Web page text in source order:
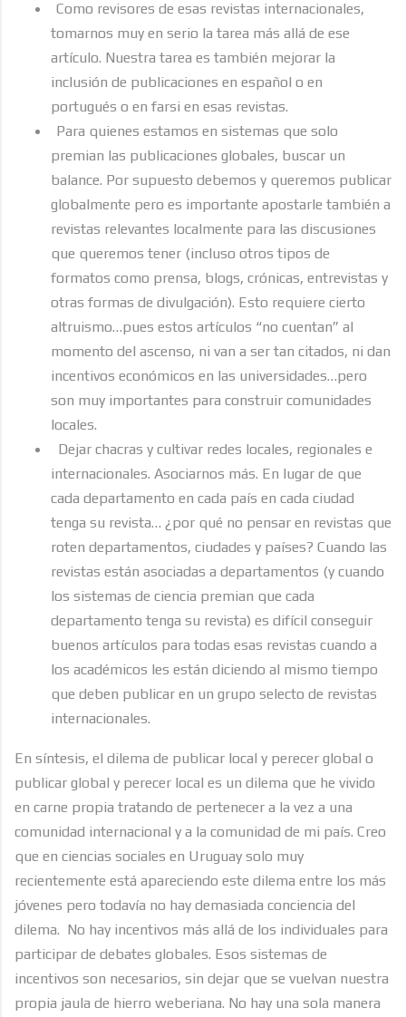
Como revisores de esas revistas internacionales,
tomarnos muy en serio la tarea más allá de ese
artículo. Nuestra tarea es también mejorar la
inclusión de publicaciones en español o en
portugués o en farsi en esas revistas.
Para quienes estamos en sistemas que solo
premian las publicaciones globales, buscar un
balance. Por supuesto debemos y queremos publicar
globalmente pero es importante apostarle también a
revistas relevantes localmente para las discusiones
que queremos tener (incluso otros tipos de
formatos como prensa, blogs, crónicas, entrevistas y
otras formas de divulgación). Esto requiere cierto
altruismo…pues estos artículos “no cuentan” al
momento del ascenso, ni van a ser tan citados, ni dan
incentivos económicos en las universidades…pero
son muy importantes para construir comunidades
locales.
Dejar chacras y cultivar redes locales, regionales e
internacionales. Asociarnos más. En lugar de que
cada departamento en cada país en cada ciudad
tenga su revista… ¿por qué no pensar en revistas que
roten departamentos, ciudades y países? Cuando las
revistas están asociadas a departamentos (y cuando
los sistemas de ciencia premian que cada
departamento tenga su revista) es difícil conseguir
buenos artículos para todas esas revistas cuando a
los académicos les están diciendo al mismo tiempo
que deben publicar en un grupo selecto de revistas
internacionales.
En síntesis, el dilema de publicar local y perecer global o
publicar global y perecer local es un dilema que he vivido
en carne propia tratando de pertenecer a la vez a una
comunidad internacional y a la comunidad de mi país. Creo
que en ciencias sociales en Uruguay solo muy
recientemente está apareciendo este dilema entre los más
jóvenes pero todavía no hay demasiada conciencia del
dilema. No hay incentivos más allá de los individuales para
participar de debates globales. Esos sistemas de
incentivos son necesarios, sin dejar que se vuelvan nuestra
propia jaula de hierro weberiana. No hay una sola manera